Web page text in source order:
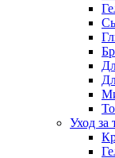
Уход за